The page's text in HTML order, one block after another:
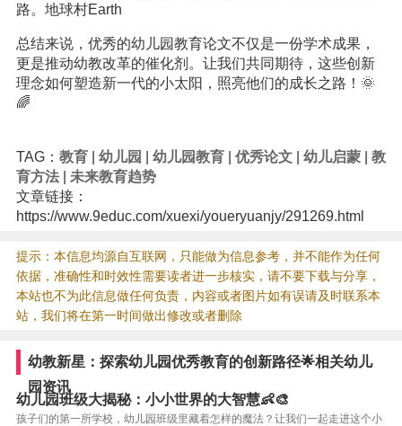
路。地球村Earth
总结来说，优秀的幼儿园教育论文不仅是一份学术成果，
更是推动幼教改革的催化剂。让我们共同期待，这些创新
理念如何塑造新一代的小太阳，照亮他们的成长之路！🌞
🌈
TAG： 教育| 幼儿园 幼儿园教育| 优秀论文| 幼儿启蒙| 教
育方法| 未来教育趋势
文章链接：
https://www.9educ.com/xuexi/youeryuanjy/291269.html
提示：本信息均源自互联网，只能做为信息参考，并不能作为任何
依据，准确性和时效性需要读者进一步核实，请不要下载与分享，
本站也不为此信息做任何负责，内容或者图片如有误请及时联系本
站，我们将在第一时间做出修改或者删除
幼教新星：探索幼儿园优秀教育的创新路径🌟相关幼儿
园资讯
幼儿园班级大揭秘：小小世界的大智慧👶🎨
孩子们的第一所学校，幼儿园班级里藏着怎样的魔法？让我们一起走进这个小